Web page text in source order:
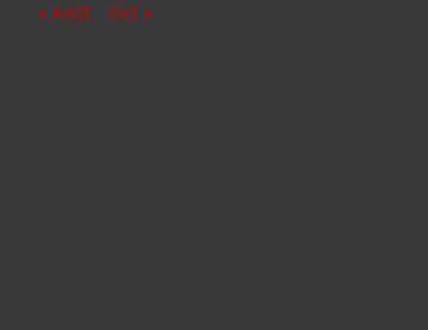
« Août
Oct »